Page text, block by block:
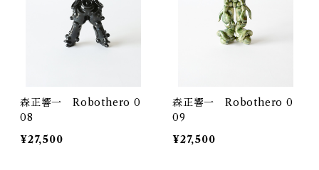
森正響一 Robothero 0
08
¥27,500
森正響一 Robothero 0
09
¥27,500